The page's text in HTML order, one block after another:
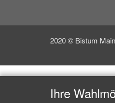
2020 © Bistum
Ihre